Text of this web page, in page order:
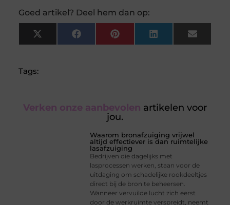
Goed artikel? Deel hem dan op:
X
(Twitter)
FacebookPinterest LinkedIn Email
Tags:
Verken onze aanbevolen artikelen voor
jou.
Waarom bronafzuiging vrijwel
altijd effectiever is dan ruimtelijke
lasafzuiging
Bedrijven die dagelijks met
lasprocessen werken, staan voor de
uitdaging om schadelijke rookdeeltjes
direct bij de bron te beheersen.
Wanneer vervuilde lucht zich eerst
door de werkruimte verspreidt, neemt